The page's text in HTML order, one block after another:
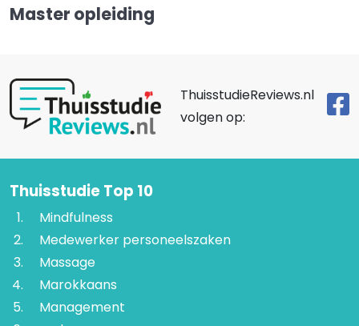
Master opleiding
ThuisstudieReviews.nl
volgen op:
Thuisstudie Top 10
Mindfulness
Medewerker personeelszaken
Massage
Marokkaans
Management